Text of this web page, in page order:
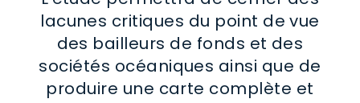
lacunes critiques du point de vue
des bailleurs de fonds et des
sociétés océaniques ainsi que de
produire une carte complète et